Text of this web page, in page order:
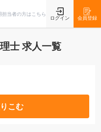
担当者の方はこちら
ログイン 会員登録
士 求人一覧
こむ